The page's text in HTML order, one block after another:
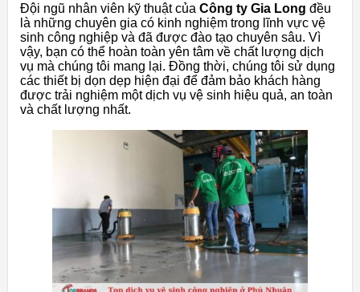
Đội ngũ nhân viên kỹ thuật của Công ty Gia Long đều
là những chuyên gia có kinh nghiệm trong lĩnh vực vệ
sinh công nghiệp và đã được đào tạo chuyên sâu. Vì
vậy, bạn có thể hoàn toàn yên tâm về chất lượng dịch
vụ mà chúng tôi mang lại. Đồng thời, chúng tôi sử dụng
các thiết bị dọn dẹp hiện đại để đảm bảo khách hàng
được trải nghiệm một dịch vụ vệ sinh hiệu quả, an toàn
và chất lượng nhất.